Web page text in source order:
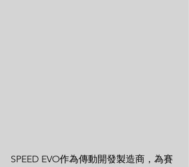
SPEED EVO作為傳動開發製造商，為賽